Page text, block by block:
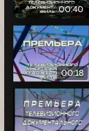
00:40
00:18